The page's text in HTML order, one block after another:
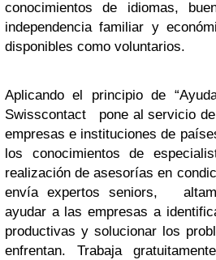
conocimientos de idiomas,
independencia familiar y
disponibles como voluntarios.
Aplicando el principio de
Swisscontact pone al servicio de
empresas e instituciones de
los conocimientos de
realización de asesorías en
envía expertos seniors,
ayudar a las empresas a
productivas y solucionar los
enfrentan. Trabaja